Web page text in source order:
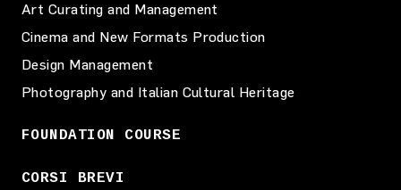
Art Curating and Management
Cinema and New Formats Production
Design Management
Photography and Italian Cultural Heritage
FOUNDATION COURSE
CORSI BREVI